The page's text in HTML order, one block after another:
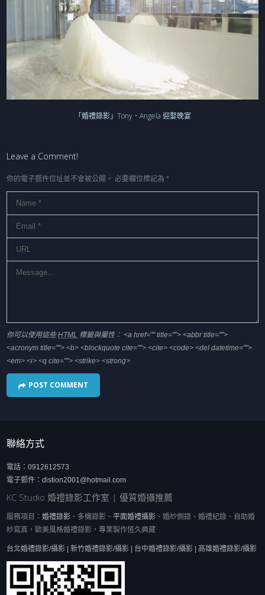
「婚禮錄影」Tony．Angela 迎娶晚宴
Leave a Comment!
你的電子郵件位址並不會被公開。 必要欄位標記為*
你可以使用這些HTML 標籤與屬性：<a href="" title=""> <abbr title="">
<acronym title=""> <b> <blockquote cite=""> <cite> <code> <del datetime="">
<em> <i> <q cite=""> <strike> <strong>
聯絡方式
電話：0912612573
電子郵件：distion2001@hotmail.com
KC Studio 婚禮錄影工作室 | 優質婚攝推薦
服務項目：婚禮錄影 、多機錄影、平面婚禮攝影 、婚紗側錄、婚禮紀錄、自助婚
紗寫真，歐美風格婚禮錄影，專業製作恆久典藏
台北婚禮錄影/攝影 | 新竹婚禮錄影/攝影 | 台中婚禮錄影/攝影 | 高雄婚禮錄影/攝影